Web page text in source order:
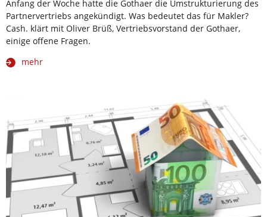
Anfang der Woche hatte die Gothaer die Umstrukturierung des
Partnervertriebs angekündigt. Was bedeutet das für Makler?
Cash. klärt mit Oliver Brüß, Vertriebsvorstand der Gothaer,
einige offene Fragen.
mehr